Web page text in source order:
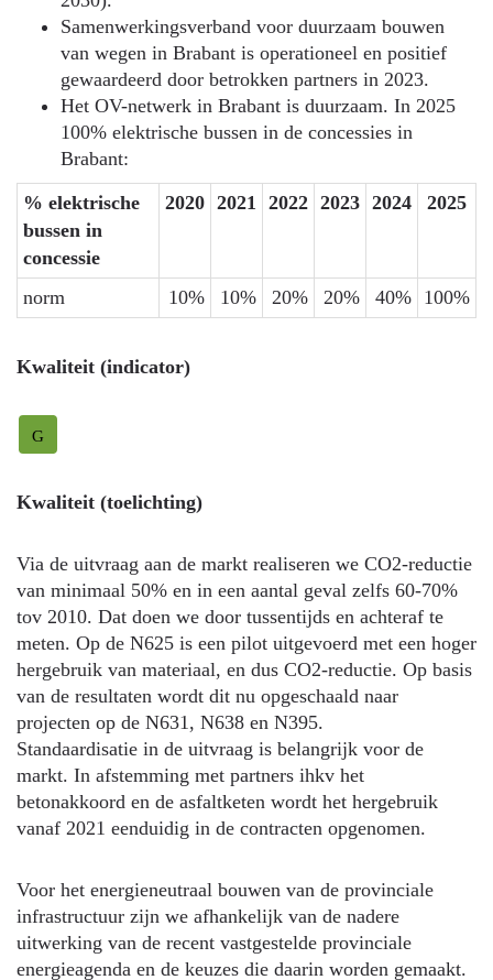
Samenwerkingsverband voor duurzaam bouwen
van wegen in Brabant is operationeel en positief
gewaardeerd door betrokken partners in 2023.
Het OV-netwerk in Brabant is duurzaam. In 2025
100% elektrische bussen in de concessies in
Brabant:
% elektrische
bussen in
concessie
2020 2021 2022 2023 2024 2025
norm 10% 10% 20% 20% 40% 100%
Kwaliteit (indicator)
G
Kwaliteit (toelichting)
Via de uitvraag aan de markt realiseren we CO2-reductie
van minimaal 50% en in een aantal geval zelfs 60-70%
tov 2010. Dat doen we door tussentijds en achteraf te
meten. Op de N625 is een pilot uitgevoerd met een hoger
hergebruik van materiaal, en dus CO2-reductie. Op basis
van de resultaten wordt dit nu opgeschaald naar
projecten op de N631, N638 en N395.
Standaardisatie in de uitvraag is belangrijk voor de
markt. In afstemming met partners ihkv het
betonakkoord en de asfaltketen wordt het hergebruik
vanaf 2021 eenduidig in de contracten opgenomen.
Voor het energieneutraal bouwen van de provinciale
infrastructuur zijn we afhankelijk van de nadere
uitwerking van de recent vastgestelde provinciale
energieagenda en de keuzes die daarin worden gemaakt.